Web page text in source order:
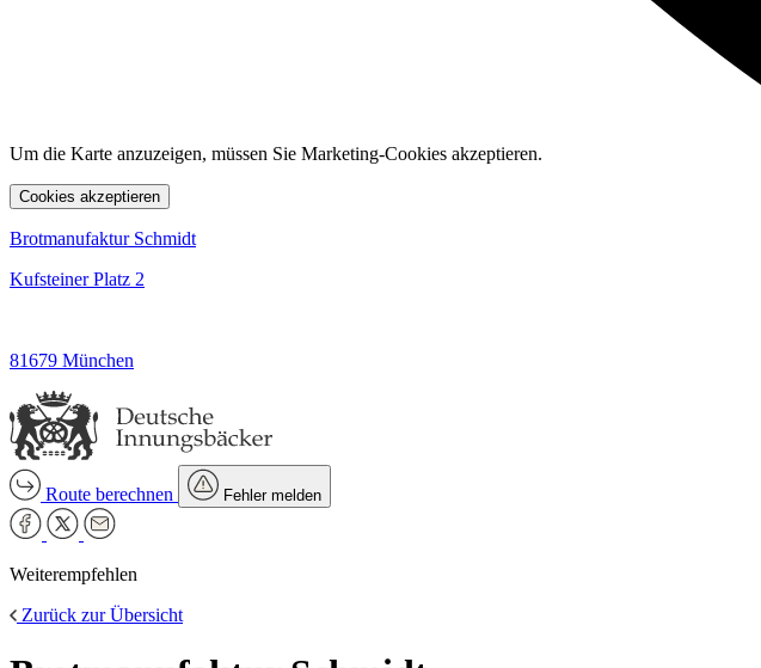
Um die Karte anzuzeigen, müssen Sie Marketing-Cookies akzeptieren.
Cookies akzeptieren
Brotmanufaktur Schmidt
Kufsteiner Platz 2
81679 München
Route berechnen Fehler melden
Weiterempfehlen
Zurück zur Übersicht